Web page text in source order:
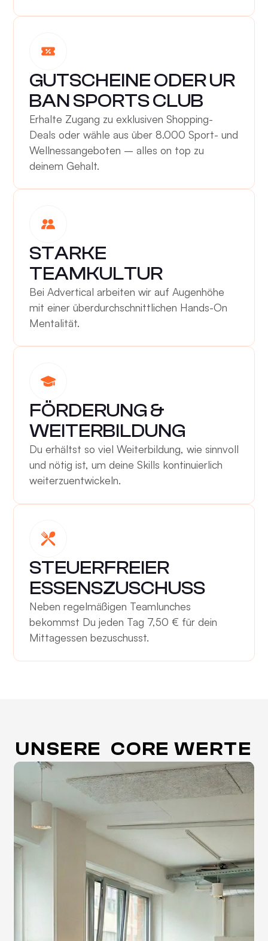
GUTSCHEINE ODER UR
BAN SPORTS CLUB
Erhalte Zugang zu exklusiven Shopping-
Deals oder wähle aus über 8.000 Sport- und
Wellnessangeboten – alles on top zu
deinem Gehalt.
STARKE
TEAMKULTUR
Bei Advertical arbeiten wir auf Augenhöhe
mit einer überdurchschnittlichen Hands-On
Mentalität.
FÖRDERUNG &
WEITERBILDUNG
Du erhältst so viel Weiterbildung, wie sinnvoll
und nötig ist, um deine Skills kontinuierlich
weiterzuentwickeln.
STEUERFREIER
ESSENSZUSCHUSS
Neben regelmäßigen Teamlunches
bekommst Du jeden Tag 7,50 € für dein
Mittagessen bezuschusst.
UNSERE CORE WERTE